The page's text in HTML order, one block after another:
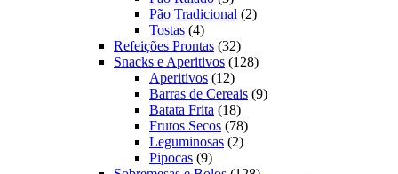
produtos
Pão Tradicional 22
Tostas 44
produtos
Refeições Prontas 3232
produtos
Snacks e Aperitivos 128128
Aperitivos 1212
produtos
Barras de Cereais 99
Batata Frita 1818
produtos
Frutos Secos 7878
produtos
Leguminosas 22
Pipocas 99